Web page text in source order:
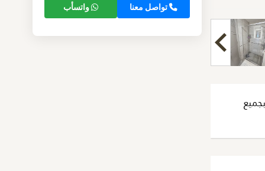
تواصل معنا واتسأب